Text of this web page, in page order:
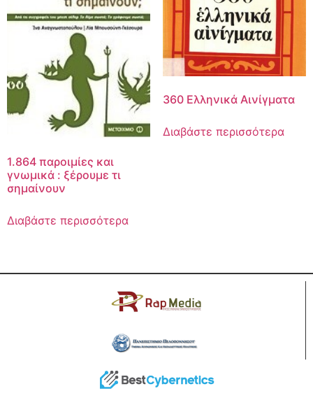
1.864 παροιμίες και
γνωμικά : ξέρουμε τι
σημαίνουν
Διαβάστε περισσότερα
360 Ελληνικά Αινίγματα
Διαβάστε περισσότερα